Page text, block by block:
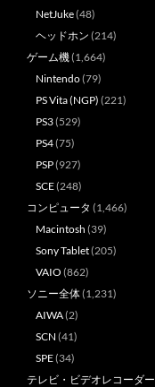
NetJuke(48)
ヘッドホン (214)
ゲーム機(1,664)
Nintendo(79)
PS Vita (NGP) (221)
PS3(529)
PS4(75)
PSP(927)
SCE(248)
コンピュータ (1,466)
Macintosh (39)
Sony Tablet(205)
VAIO (862)
ソニー全体(1,231)
AIWA(2)
SCN (41)
SPE(34)
テレビ・ビデオレコーダー